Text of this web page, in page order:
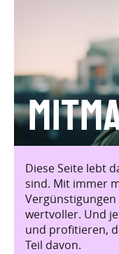
Diese Seite lebt
sind. Mit immer
wertvoller. Und
und profitieren,
Teil davon.